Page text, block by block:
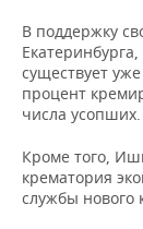
В поддержку
существует
процент
числа усопших.
Кроме того,
крематория
службы нового